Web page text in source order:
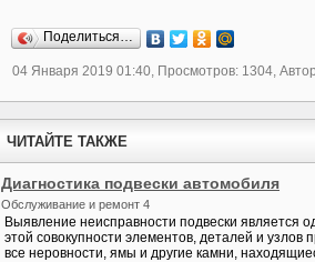
Поделиться…
04 Января 2019 01:40, Просмотров: 1304, Автор
ЧИТАЙТЕ ТАКЖЕ
Диагностика подвески автомобиля
Обслуживание и ремонт 4
Выявление неисправности подвески является
этой совокупности элементов, деталей и
все неровности, ямы и другие камни,